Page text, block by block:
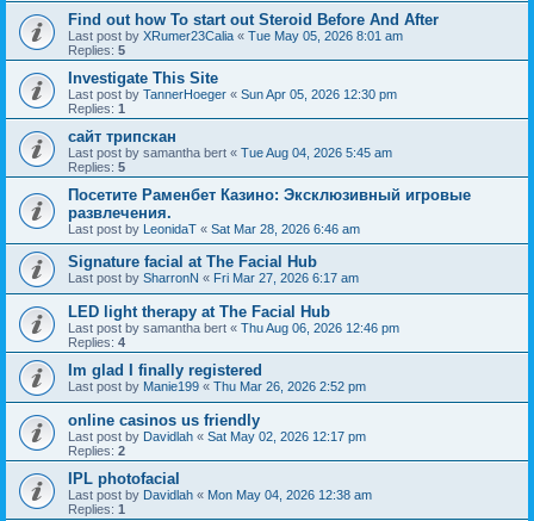
Find out how To start out Steroid Before And After
Last post by XRumer23Calia « Tue May 05, 2026 8:01 am
Replies: 5
Investigate This Site
Last post by TannerHoeger « Sun Apr 05, 2026 12:30 pm
Replies: 1
сайт трипскан
Last post by samantha bert « Tue Aug 04, 2026 5:45 am
Replies: 5
Посетите Раменбет Казино: Эксклюзивный игровые
развлечения.
Last post by LeonidaT « Sat Mar 28, 2026 6:46 am
Signature facial at The Facial Hub
Last post by SharronN « Fri Mar 27, 2026 6:17 am
LED light therapy at The Facial Hub
Last post by samantha bert « Thu Aug 06, 2026 12:46 pm
Replies: 4
Im glad I finally registered
Last post by Manie199 « Thu Mar 26, 2026 2:52 pm
online casinos us friendly
Last post by Davidlah « Sat May 02, 2026 12:17 pm
Replies: 2
IPL photofacial
Last post by Davidlah « Mon May 04, 2026 12:38 am
Replies: 1